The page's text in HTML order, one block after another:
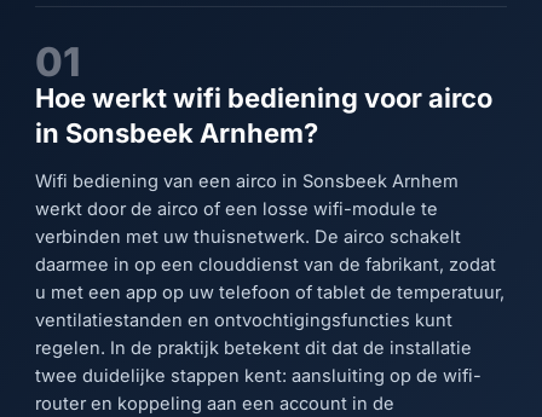
01
Hoe werkt wifi bediening voor airco
in Sonsbeek Arnhem?
Wifi bediening van een airco in Sonsbeek Arnhem
werkt door de airco of een losse wifi-module te
verbinden met uw thuisnetwerk. De airco schakelt
daarmee in op een clouddienst van de fabrikant, zodat
u met een app op uw telefoon of tablet de temperatuur,
ventilatiestanden en ontvochtigingsfuncties kunt
regelen. In de praktijk betekent dit dat de installatie
twee duidelijke stappen kent: aansluiting op de wifi-
router en koppeling aan een account in de